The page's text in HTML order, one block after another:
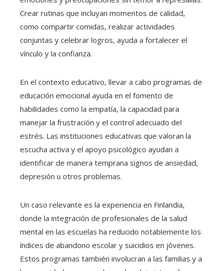
Crear rutinas que incluyan momentos de calidad,
como compartir comidas, realizar actividades
conjuntas y celebrar logros, ayuda a fortalecer el
vínculo y la confianza.
En el contexto educativo, llevar a cabo programas de
educación emocional ayuda en el fomento de
habilidades como la empatía, la capacidad para
manejar la frustración y el control adecuado del
estrés. Las instituciones educativas que valoran la
escucha activa y el apoyo psicológico ayudan a
identificar de manera temprana signos de ansiedad,
depresión u otros problemas.
Un caso relevante es la experiencia en Finlandia,
donde la integración de profesionales de la salud
mental en las escuelas ha reducido notablemente los
índices de abandono escolar y suicidios en jóvenes.
Estos programas también involucran a las familias y a